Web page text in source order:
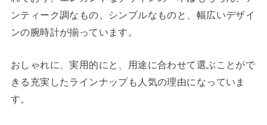
ンティーク調なもの、シンプルなものと、幅広いデザイ
ンの腕時計が揃っています。
おしゃれに、実用的にと、用途に合わせて選ぶことがで
きる充実したラインナップも人気の理由になっていま
す。